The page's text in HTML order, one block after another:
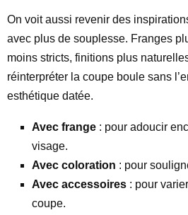
On voit aussi revenir des
avec plus de souplesse. Franges
moins stricts, finitions plus
réinterpréter la coupe boule sans
esthétique datée.
Avec frange : pour adoucir
visage.
Avec coloration : pour
Avec accessoires : pour
coupe.